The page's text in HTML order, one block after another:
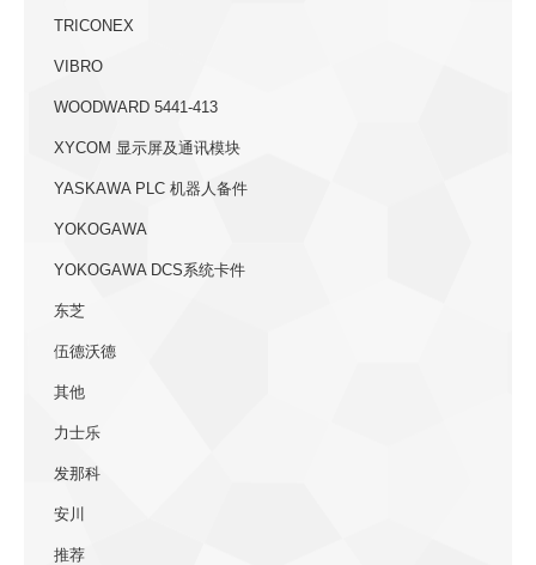
TRICONEX
VIBRO
WOODWARD 5441-413
XYCOM 显示屏及通讯模块
YASKAWA PLC 机器人备件
YOKOGAWA
YOKOGAWA DCS系统卡件
东芝
伍德沃德
其他
力士乐
发那科
安川
推荐